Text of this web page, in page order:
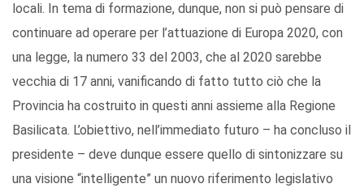
locali. In tema di formazione, dunque, non si può pensare di
continuare ad operare per l’attuazione di Europa 2020, con
una legge, la numero 33 del 2003, che al 2020 sarebbe
vecchia di 17 anni, vanificando di fatto tutto ciò che la
Provincia ha costruito in questi anni assieme alla Regione
Basilicata. L’obiettivo, nell’immediato futuro – ha concluso il
presidente – deve dunque essere quello di sintonizzare su
una visione “intelligente” un nuovo riferimento legislativo